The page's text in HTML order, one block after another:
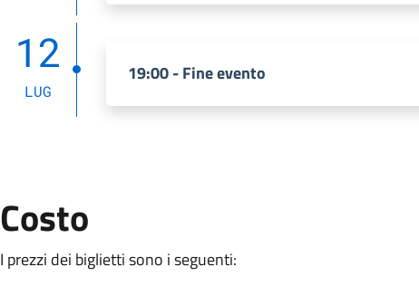
12
LUG
19:00 - Fine evento
Costo
I prezzi dei biglietti sono i seguenti: